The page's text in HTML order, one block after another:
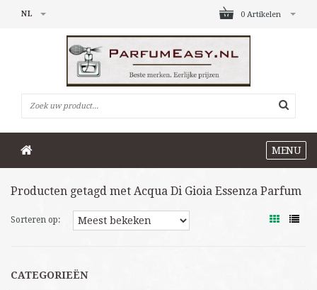
0 Artikelen
NL
MENU
Producten getagd met Acqua Di Gioia Essenza Parfum
Sorteren op:
CATEGORIEËN